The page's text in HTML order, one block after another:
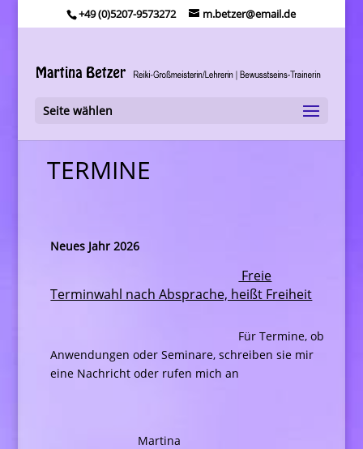
+49 (0)5207-9573272 m.betzer@email.de
Seite wählen
TERMINE
Neues Jahr 2026
Freie
Terminwahl nach Absprache, heißt Freiheit
Für Termine, ob
Anwendungen oder Seminare, schreiben sie mir
eine Nachricht oder rufen mich an
Martina